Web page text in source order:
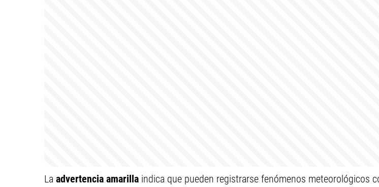
La advertencia amarilla indica que pueden registrarse fenómenos meteorológicos